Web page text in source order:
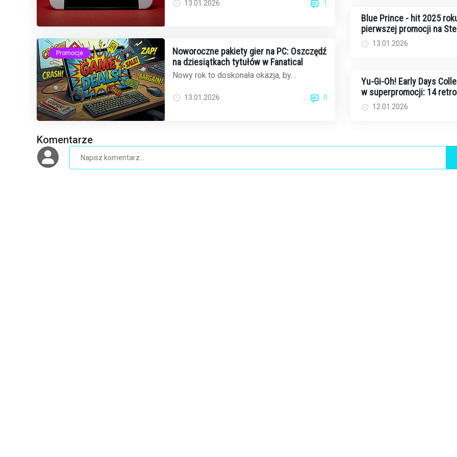
mamy dobrą wiadom...
13.01.2026 1
Promocje
Noworoczne pakiety gier na PC: Oszczędź
na dziesiątkach tytułów w Fanatical
Nowy rok to doskonała okazja, by
popularny sklep z ...
13.01.2026 0
Blue Prince - hit 2025
pierwszej promocji na
poniżej 20 dolarów
13.01.2026
Yu-Gi-Oh! Early Days
w superpromocji: 14 retro
ów na Switcha za jedyne 20
dolarów
12.01.2026
Komentarze